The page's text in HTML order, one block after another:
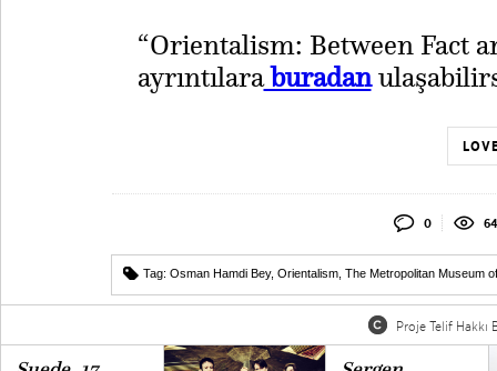
​“Orientalism: Between Fact
ayrıntılaraburadan
0
Tag: Osman Hamdi Bey, Orientalism The Metropolitan Museum
Proje Telif Hakkı